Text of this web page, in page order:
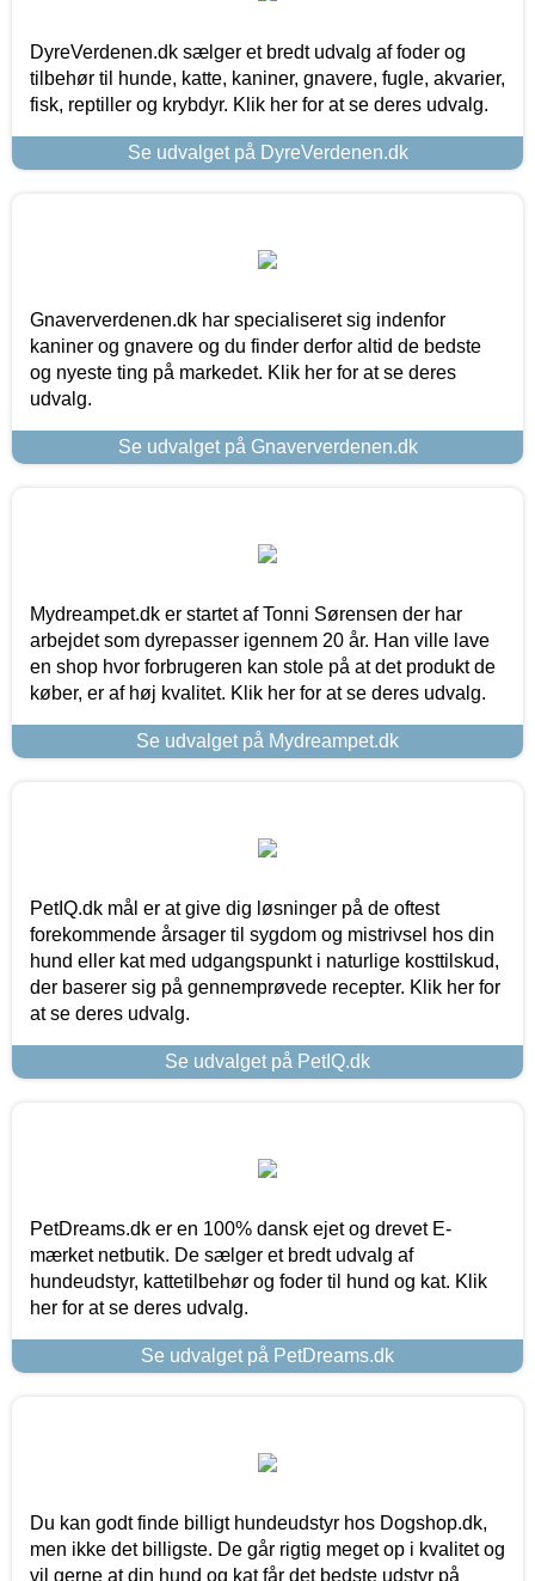
DyreVerdenen.dk sælger et bredt udvalg af foder og
tilbehør til hunde, katte, kaniner, gnavere, fugle, akvarier,
fisk, reptiller og krybdyr. Klik her for at se deres udvalg.
Se udvalget på DyreVerdenen.dk
Gnaververdenen.dk har specialiseret sig indenfor
kaniner og gnavere og du finder derfor altid de bedste
og nyeste ting på markedet. Klik her for at se deres
udvalg.
Se udvalget på Gnaververdenen.dk
Mydreampet.dk er startet af Tonni Sørensen der har
arbejdet som dyrepasser igennem 20 år. Han ville lave
en shop hvor forbrugeren kan stole på at det produkt de
køber, er af høj kvalitet. Klik her for at se deres udvalg.
Se udvalget på Mydreampet.dk
PetIQ.dk mål er at give dig løsninger på de oftest
forekommende årsager til sygdom og mistrivsel hos din
hund eller kat med udgangspunkt i naturlige kosttilskud,
der baserer sig på gennemprøvede recepter. Klik her for
at se deres udvalg.
Se udvalget på PetIQ.dk
PetDreams.dk er en 100% dansk ejet og drevet E-
mærket netbutik. De sælger et bredt udvalg af
hundeudstyr, kattetilbehør og foder til hund og kat. Klik
her for at se deres udvalg.
Se udvalget på PetDreams.dk
Du kan godt finde billigt hundeudstyr hos Dogshop.dk,
men ikke det billigste. De går rigtig meget op i kvalitet og
vil gerne at din hund og kat får det bedste udstyr på